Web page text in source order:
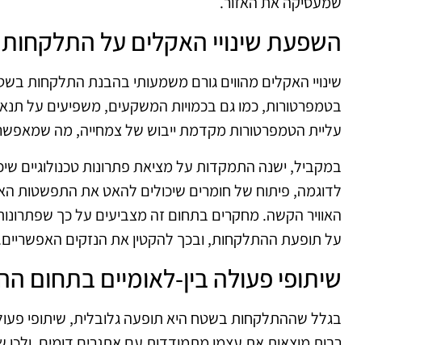
השפעת שינויי האקלים על
שינויי האקלים מהווים גורם משמעותי בהבנת התלקחות
בטמפרטורות, כמו גם בכמויות המשקעים, משפיעים על
עליית הטמפרטורות מקדמת ייבוש של צמחייה, מה
במקביל, ישנה התמקדות על מציאת פתרונות טכנולוגיים
לדוגמה, פיתוח של חומרים שיכולים להאט את התפשטות
האוויר הקשה. מחקרים בתחום זה מצביעים על כך
על תופעת ההתלקחות, ובכך להקטין את הנזקים
שיתופי פעולה בין-לאומיים בתחום
בגלל שההתלקחות בשטח היא תופעה גלובלית, שיתופי